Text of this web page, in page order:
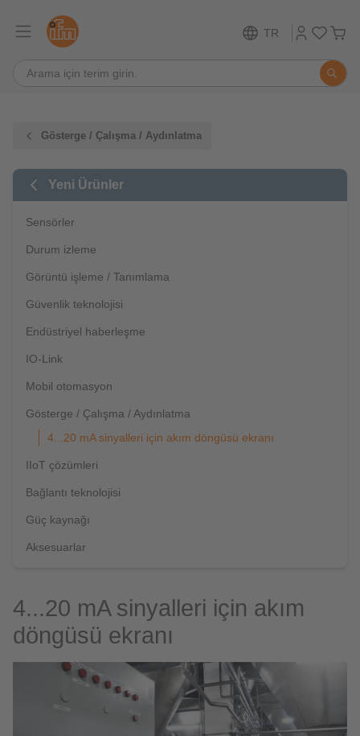
TR
Gösterge / Çalışma / Aydınlatma
Yeni Ürünler
Sensörler
Durum izleme
Görüntü işleme / Tanımlama
Güvenlik teknolojisi
Endüstriyel haberleşme
IO-Link
Mobil otomasyon
Gösterge / Çalışma / Aydınlatma
4...20 mA sinyalleri için akım döngüsü ekranı
IIoT çözümleri
Bağlantı teknolojisi
Güç kaynağı
Aksesuarlar
4...20 mA sinyalleri için akım
döngüsü ekranı